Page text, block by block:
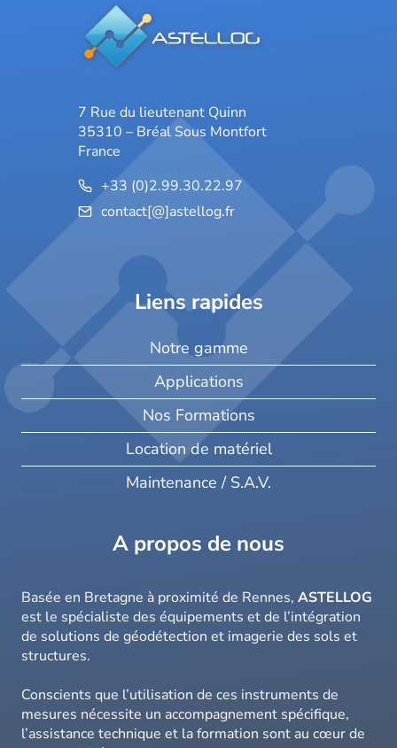
7 Rue du lieutenant Quinn
35310 – Bréal Sous Montfort
France
+33 (0)2.99.30.22.97
contact[@]astellog.fr
Liens rapides
Notre gamme
Applications
Nos Formations
Location de matériel
Maintenance / S.A.V.
A propos de nous
Basée en Bretagne à proximité de Rennes, ASTELLOG
est le spécialiste des équipements et de l’intégration
de solutions de géodétection et imagerie des sols et
structures.
Conscients que l’utilisation de ces instruments de
mesures nécessite un accompagnement spécifique,
l’assistance technique et la formation sont au cœur de